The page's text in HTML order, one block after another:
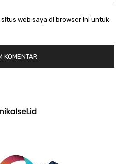
situs web saya di browser ini untuk